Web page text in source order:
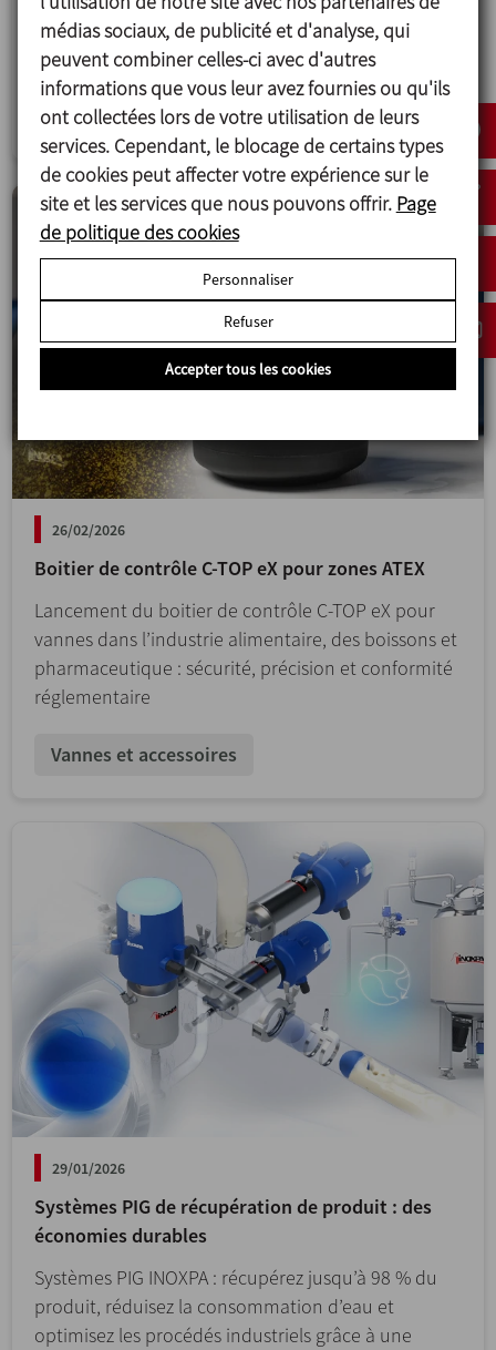
l’agitateur latéral DINAMIX SMX offre plus de
flexibilité et de valeur ajoutée.
Mélange
26/02/2026
Boitier de contrôle C-TOP eX pour zones ATEX
Lancement du boitier de contrôle C-TOP eX pour
vannes dans l’industrie alimentaire, des boissons et
pharmaceutique : sécurité, précision et conformité
réglementaire
Vannes et accessoires
29/01/2026
Systèmes PIG de récupération de produit : des
économies durables
Systèmes PIG INOXPA : récupérez jusqu’à 98 % du
produit, réduisez la consommation d’eau et
optimisez les procédés industriels grâce à une
médias sociaux, de publicité et d'analyse, qui
peuvent combiner celles-ci avec d'autres
informations que vous leur avez fournies ou qu'ils
ont collectées lors de votre utilisation de leurs
services. Cependant, le blocage de certains types
de cookies peut affecter votre expérience sur le
site et les services que nous pouvons offrir. Page
de politique des cookies
Personnaliser
Refuser
Accepter tous les cookies